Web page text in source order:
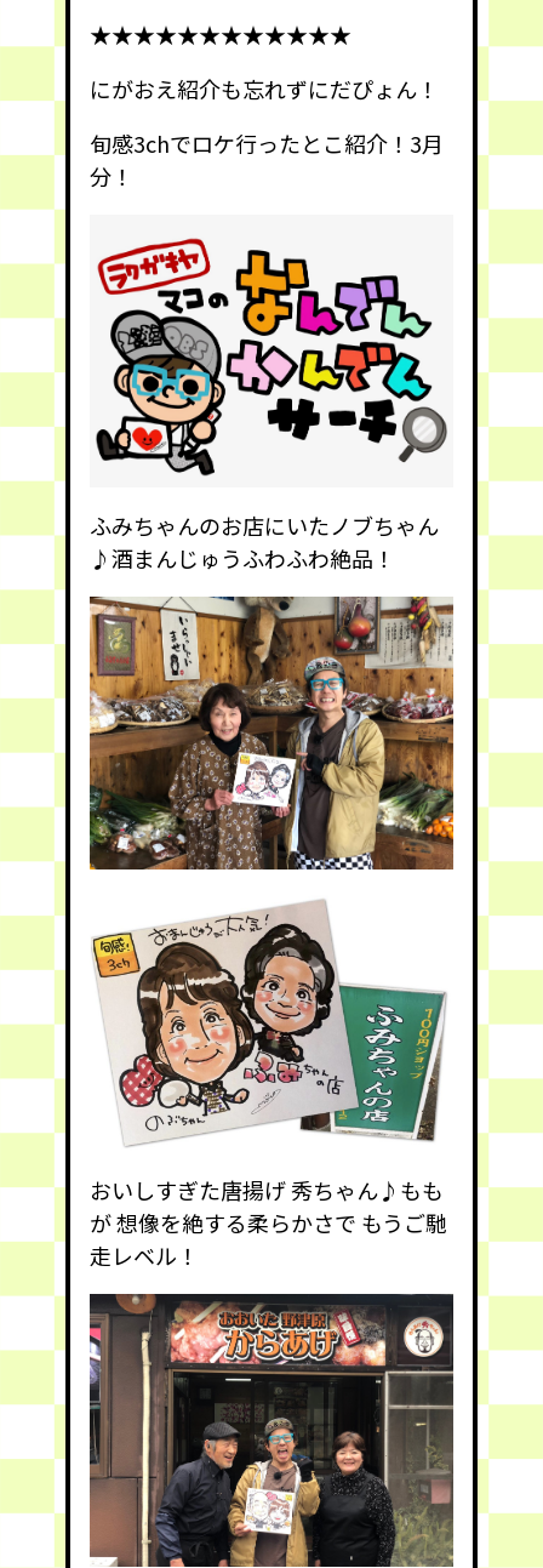
★★★★★★★★★★★★
にがおえ紹介も忘れずにだぴょん！
旬感3chでロケ行ったとこ紹介！3月
分！
ふみちゃんのお店にいたノブちゃん
♪酒まんじゅうふわふわ絶品！
おいしすぎた唐揚げ 秀ちゃん♪もも
が 想像を絶する柔らかさで もうご馳
走レベル！